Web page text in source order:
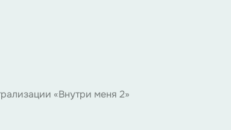
«Внутри меня 2»